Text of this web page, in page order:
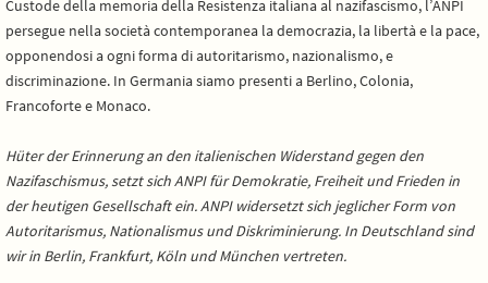
Custode della memoria della Resistenza italiana al nazifascismo, l’ANPI
persegue nella società contemporanea la democrazia, la libertà e la pace,
opponendosi a ogni forma di autoritarismo, nazionalismo, e
discriminazione. In Germania siamo presenti a Berlino, Colonia,
Francoforte e Monaco.
Hüter der Erinnerung an den italienischen Widerstand gegen den
Nazifaschismus, setzt sich ANPI für Demokratie, Freiheit und Frieden in
der heutigen Gesellschaft ein. ANPI widersetzt sich jeglicher Form von
Autoritarismus, Nationalismus und Diskriminierung. In Deutschland sind
wir in Berlin, Frankfurt, Köln und München vertreten.